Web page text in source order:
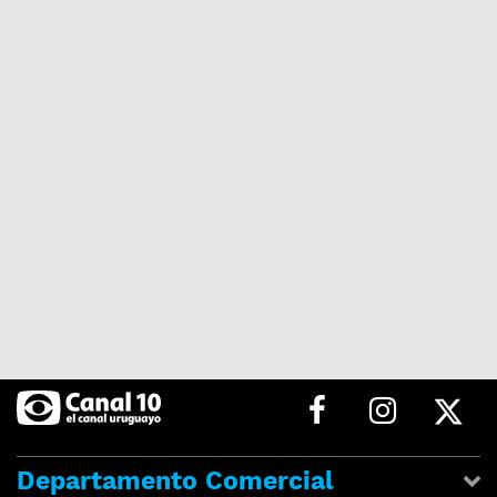
Departamento Comercial